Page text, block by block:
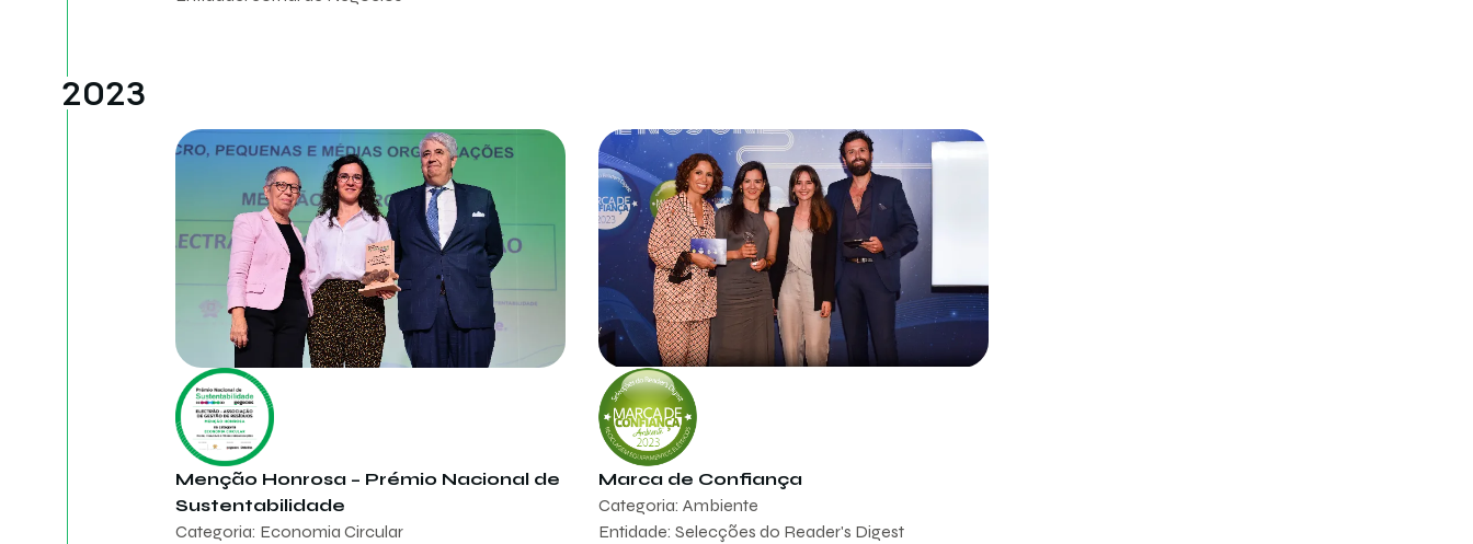
2023
Menção Honrosa – Prémio Nacional de
Sustentabilidade
Categoria: Economia Circular
Marca de Confiança
Categoria: Ambiente
Entidade: Selecções do Reader's Digest